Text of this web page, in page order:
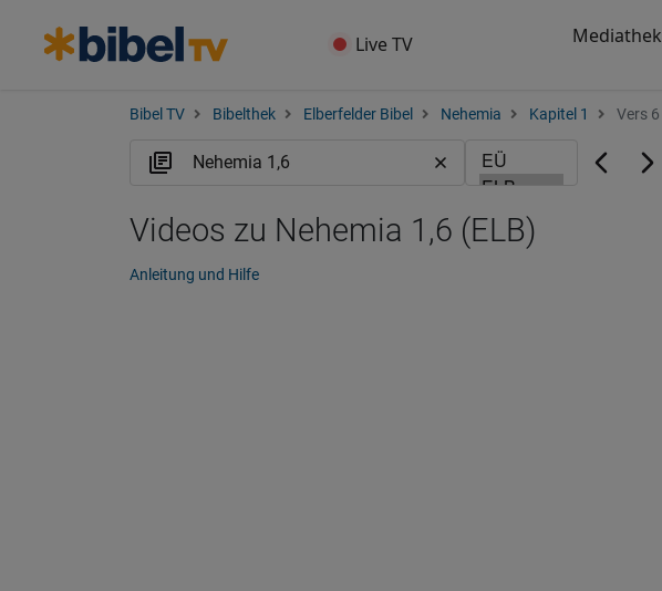
Live TV Mediathek
Bibel TV Bibelthek Elberfelder Bibel Nehemia Kapitel 1 Vers 6
Videos zu Nehemia 1,6 (ELB)
Anleitung und Hilfe